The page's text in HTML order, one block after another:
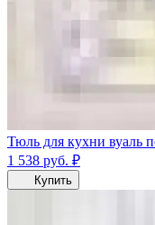
Тюль для кухни вуаль
1 538 руб. ₽
Купить